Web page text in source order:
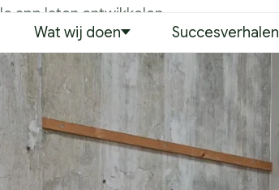
Wat wij doen Succesverhalen
app laten ontwikkelen